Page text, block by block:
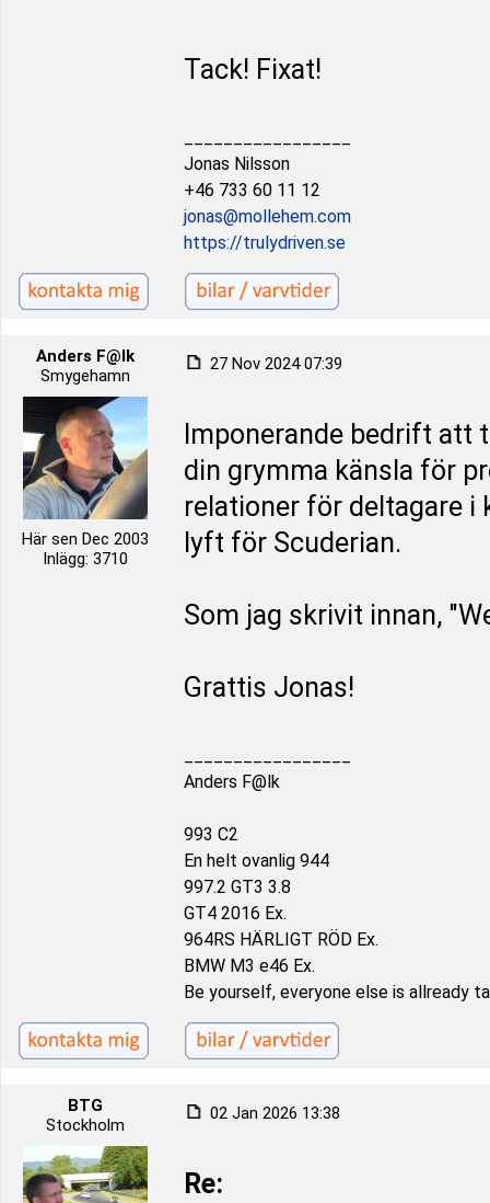
Tack! Fixat!
Jonas Nilsson
+46 733 60 11 12
jonas@mollehem.com
https://trulydriven.se
Anders F@lk
Smygehamn
Här sen Dec 2003
Inlägg: 3710
27 Nov 2024 07:39
Imponerande bedrift att
din grymma känsla för
relationer för deltagare
lyft för Scuderian.
Som jag skrivit innan,
Grattis Jonas!
Anders F@lk
993 C2
En helt ovanlig 944
997.2 GT3 3.8
GT4 2016 Ex.
964RS HÄRLIGT RÖD Ex.
BMW M3 e46 Ex.
Be yourself, everyone else is allready
BTG
Stockholm
02 Jan 2026 13:38
Re: